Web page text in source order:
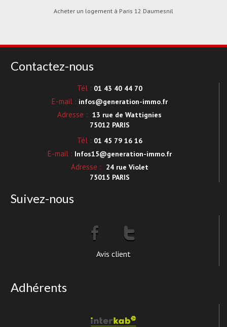
Acheter un logement à Paris 12 Daumesnil
Contactez-nous
Tél : 01 43 40 44 70
E-mail : infos@generation-immo.fr
Adresse : 13 rue de Wattignies
75012 PARIS
Tél : 01 45 79 16 16
E-mail : Infos15@generation-immo.fr
Adresse :
24 rue Violet
75015 PARIS
Suivez-nous
Avis client
Adhérents